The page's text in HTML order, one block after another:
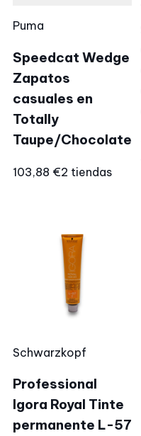
Puma
Speedcat Wedge
Zapatos
casuales en
Totally
Taupe/Chocolate
103,88 €2 tiendas
Schwarzkopf
Professional
Igora Royal Tinte
permanente L-57